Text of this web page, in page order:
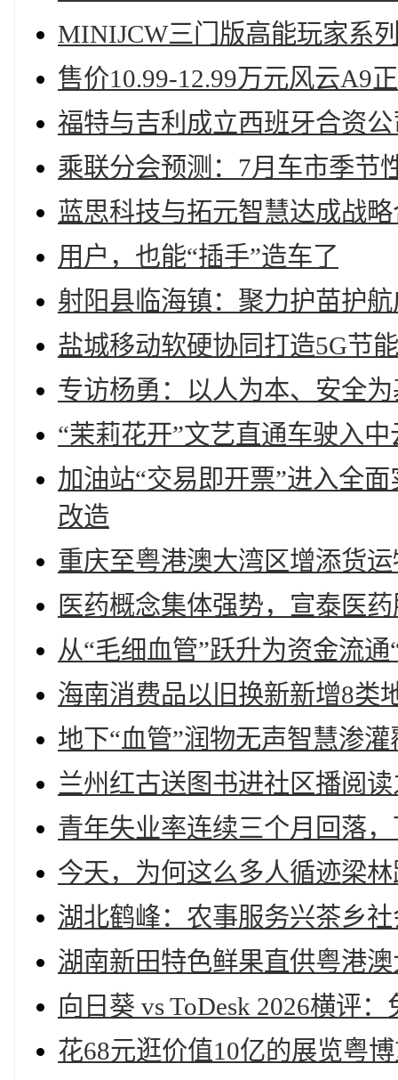
MINIJCW三门版高能玩家系
售价10.99-12.99万元风云A9
福特与吉利成立西班牙合资
乘联分会预测：7月车市季节
蓝思科技与拓元智慧达成战
用户，也能“插手”造车了
射阳县临海镇：聚力护苗护
盐城移动软硬协同打造5G节
专访杨勇：以人为本、安全
“茉莉花开”文艺直通车驶入
加油站“交易即开票”进入全
改造
重庆至粤港澳大湾区增添货
医药概念集体强势，宣泰医
从“毛细血管”跃升为资金流
海南消费品以旧换新新增8类
地下“血管”润物无声智慧渗
兰州红古送图书进社区播阅
青年失业率连续三个月回落
今天，为何这么多人循迹梁
湖北鹤峰：农事服务兴茶乡
湖南新田特色鲜果直供粤港
向日葵 vs ToDesk 2026横评
花68元逛价值10亿的展览粤